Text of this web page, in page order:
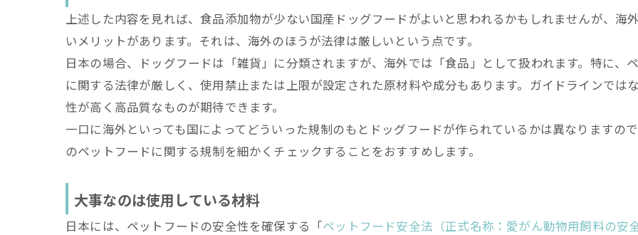
上述した内容を見れば、食品添加物が少ない国産ドッグフードがよいと思われるかもしれませんが、海
いメリットがあります。それは、海外のほうが法律は厳しいという点です。
日本の場合、ドッグフードは「雑貨」に分類されますが、海外では「食品」として扱われます。特に、
に関する法律が厳しく、使用禁止または上限が設定された原材料や成分もあります。ガイドラインでは
性が高く高品質なものが期待できます。
一口に海外といっても国によってどういった規制のもとドッグフードが作られているかは異なりますの
のペットフードに関する規制を細かくチェックすることをおすすめします。
大事なのは使用している材料
日本には、ペットフードの安全性を確保する「ペットフード安全法（正式名称：愛がん動物用飼料の安